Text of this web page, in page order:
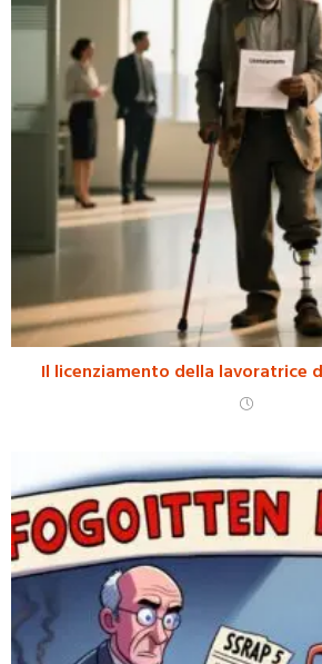
Il licenziamento della lavoratrice